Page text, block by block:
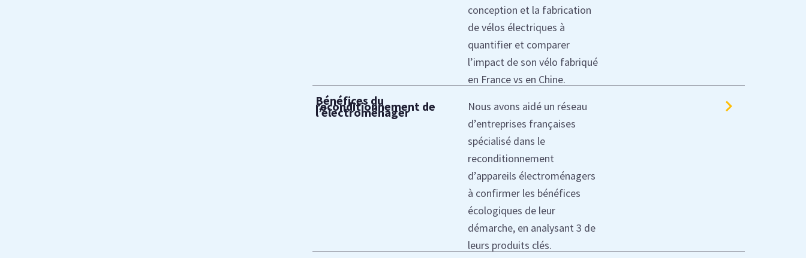
conception et la fabrication
de vélos électriques à
quantifier et comparer
l’impact de son vélo fabriqué
en France vs en Chine.
Bénéfices du
reconditionnement de
l’électroménager
Nous avons aidé un réseau
d’entreprises françaises
spécialisé dans le
reconditionnement
d’appareils électroménagers
à confirmer les bénéfices
écologiques de leur
démarche, en analysant 3 de
leurs produits clés.